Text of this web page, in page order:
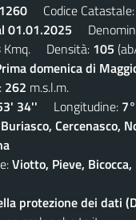
Codice Catastale:
01.01.2025
Kmq. Densità: 105
domenica di
262 m.s.l.m.
34'' Longitudine:
Buriasco, Cercenasco,
Viotto, Pieve,
protezione dei dati